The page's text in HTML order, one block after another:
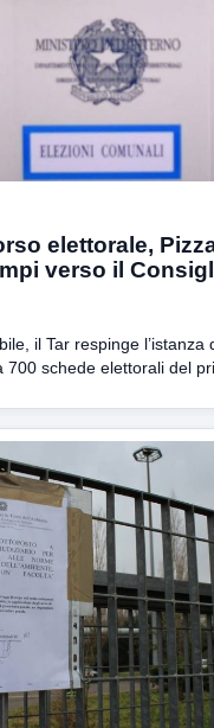
elettorale,
verso il
il Tar respinge l’istanza
700 schede elettorali del